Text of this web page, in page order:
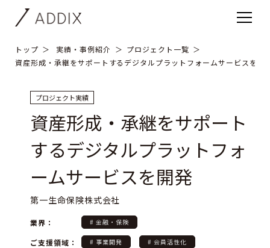
トップ 実績・事例紹介
プロジェクト一覧
資産形成・承継をサポートするデジタルプラットフォームサービスを開
プロジェクト実績
資産形成・承継をサポート
するデジタルプラットフォ
ームサービスを開発
第一生命保険株式会社
業界： # 金融・保険
ご支援領域： # 事業開発 # 会員活性化